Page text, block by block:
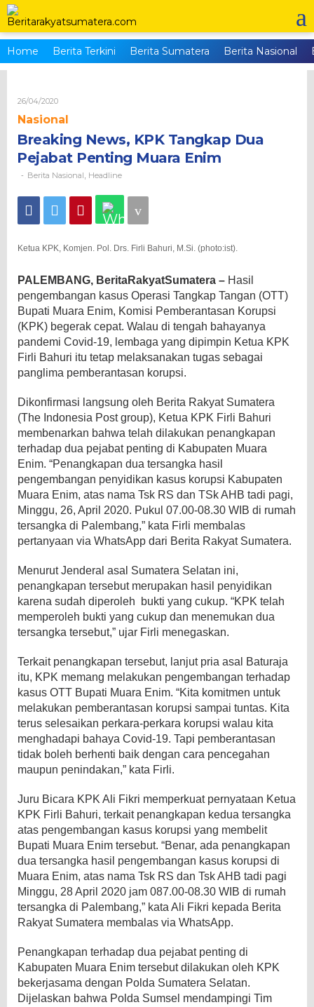
Skip
to
content
Home
Berita Terkini Berita Sumatera Berita Nasional
26/04/2020Oleh
Nasional
Breaking News, KPK Tangkap Dua
Pejabat Penting Muara Enim
- Berita Nasional Headline
Ketua KPK, Komjen. Pol. Drs. Firli Bahuri, M.Si. (photo:ist).
PALEMBANG, BeritaRakyatSumatera – Hasil
pengembangan kasus Operasi Tangkap Tangan (OTT)
Bupati Muara Enim, Komisi Pemberantasan Korupsi
(KPK) begerak cepat. Walau di tengah bahayanya
pandemi Covid-19, lembaga yang dipimpin Ketua KPK
Firli Bahuri itu tetap melaksanakan tugas sebagai
panglima pemberantasan korupsi.
Dikonfirmasi langsung oleh Berita Rakyat Sumatera
(The Indonesia Post group), Ketua KPK Firli Bahuri
membenarkan bahwa telah dilakukan penangkapan
terhadap dua pejabat penting di Kabupaten Muara
Enim. “Penangkapan dua tersangka hasil
pengembangan penyidikan kasus korupsi Kabupaten
Muara Enim, atas nama Tsk RS dan TSk AHB tadi pagi,
Minggu, 26, April 2020. Pukul 07.00-08.30 WIB di rumah
tersangka di Palembang,” kata Firli membalas
pertanyaan via WhatsApp dari Berita Rakyat Sumatera.
Menurut Jenderal asal Sumatera Selatan ini,
penangkapan tersebut merupakan hasil penyidikan
karena sudah diperoleh bukti yang cukup. “KPK telah
memperoleh bukti yang cukup dan menemukan dua
tersangka tersebut,” ujar Firli menegaskan.
Terkait penangkapan tersebut, lanjut pria asal Baturaja
itu, KPK memang melakukan pengembangan terhadap
kasus OTT Bupati Muara Enim. “Kita komitmen untuk
melakukan pemberantasan korupsi sampai tuntas. Kita
terus selesaikan perkara-perkara korupsi walau kita
menghadapi bahaya Covid-19. Tapi pemberantasan
tidak boleh berhenti baik dengan cara pencegahan
maupun penindakan,” kata Firli.
Juru Bicara KPK Ali Fikri memperkuat pernyataan Ketua
KPK Firli Bahuri, terkait penangkapan kedua tersangka
atas pengembangan kasus korupsi yang membelit
Bupati Muara Enim tersebut. “Benar, ada penangkapan
dua tersangka hasil pengembangan kasus korupsi di
Muara Enim, atas nama Tsk RS dan Tsk AHB tadi pagi
Minggu, 28 April 2020 jam 087.00-08.30 WIB di rumah
tersangka di Palembang,” kata Ali Fikri kepada Berita
Rakyat Sumatera membalas via WhatsApp.
Penangkapan terhadap dua pejabat penting di
Kabupaten Muara Enim tersebut dilakukan oleh KPK
bekerjasama dengan Polda Sumatera Selatan.
Dijelaskan bahwa Polda Sumsel mendampingi Tim